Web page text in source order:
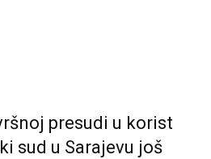
presudi u korist
sud u Sarajevu još